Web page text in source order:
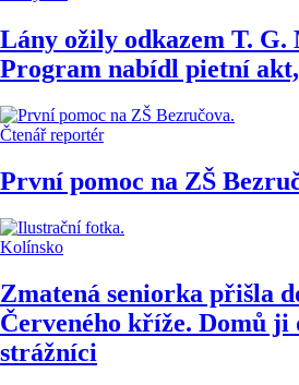
Lány ožily odkazem T. G.
Program nabídl pietní
Čtenář reportér
První pomoc na ZŠ
Kolínsko
Zmatená seniorka přišla
Červeného kříže. Domů
strážníci